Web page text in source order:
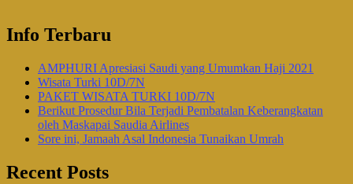
Info Terbaru
AMPHURI Apresiasi Saudi yang Umumkan Haji 2021
Wisata Turki 10D/7N
PAKET WISATA TURKI 10D/7N
Berikut Prosedur Bila Terjadi Pembatalan Keberangkatan
oleh Maskapai Saudia Airlines
Sore ini, Jamaah Asal Indonesia Tunaikan Umrah
Recent Posts